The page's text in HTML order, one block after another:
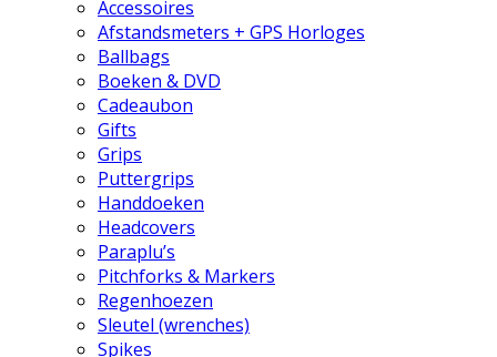
Accessoires
Afstandsmeters + GPS Horloges
Ballbags
Boeken & DVD
Cadeaubon
Gifts
Grips
Puttergrips
Handdoeken
Headcovers
Paraplu’s
Pitchforks & Markers
Regenhoezen
Sleutel (wrenches)
Spikes